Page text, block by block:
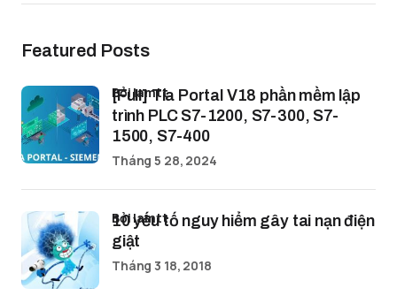
Featured Posts
[Full] Tia Portal V18 phần mềm lập
trình PLC S7-1200, S7-300, S7-
1500, S7-400
bởi lamtt
Tháng 5 28, 2024
10 yếu tố nguy hiểm gây tai nạn điện
giật
bởi lamtt
Tháng 3 18, 2018